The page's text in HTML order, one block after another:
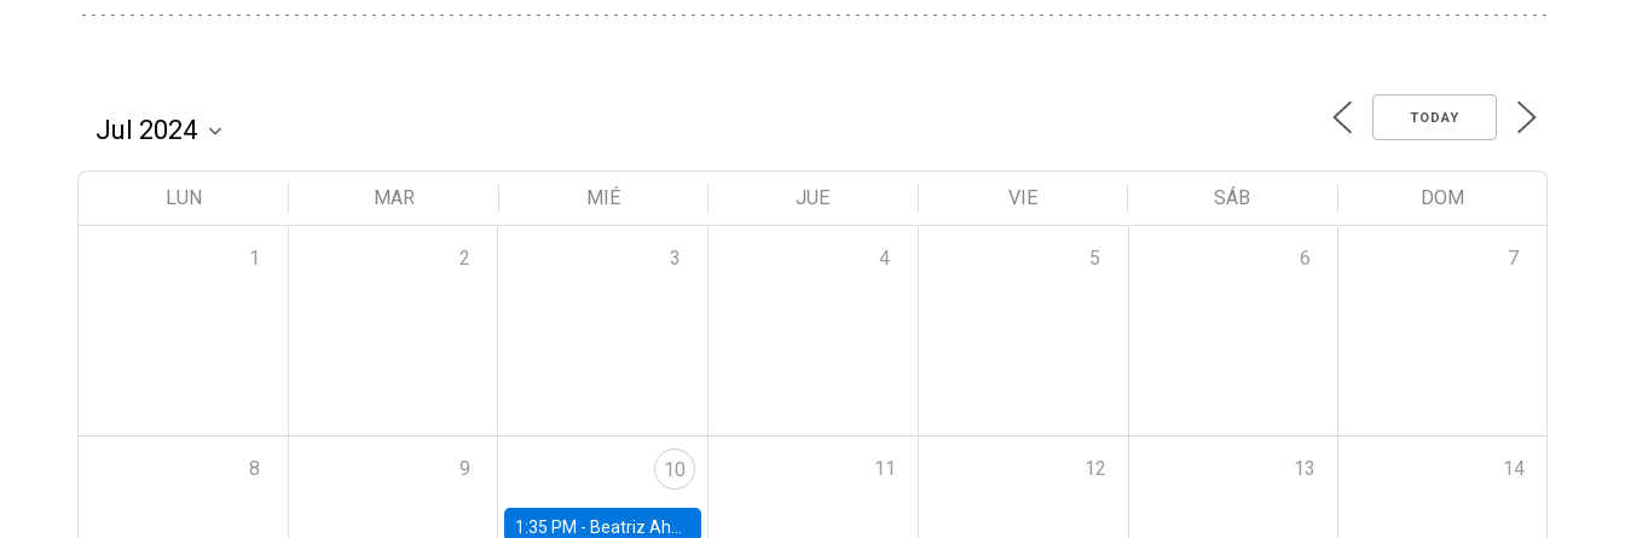
TODAY
LUN MAR MIÉ JUE VIE SÁB DOM
1 2 3 4 5 6 7
8 9 10
1:35 PM - Beatriz Ahumada, PhD candidate, Universidad de Pittsburgh
11 12 13 14